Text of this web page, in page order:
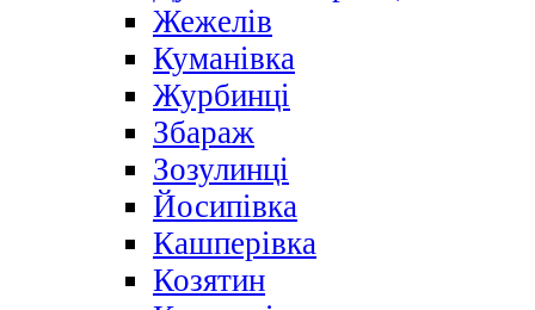
Жежелів
Куманівка
Журбинці
Збараж
Зозулинці
Йосипівка
Кашперівка
Козятин